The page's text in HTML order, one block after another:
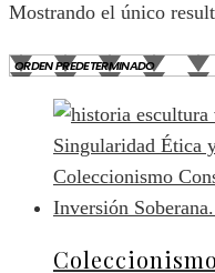
Mostrando el único